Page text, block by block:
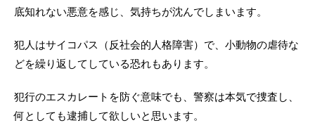
底知れない悪意を感じ、気持ちが沈んでしまいます。
犯人はサイコパス（反社会的人格障害）で、小動物の虐待な
どを繰り返してしている恐れもあります。
犯行のエスカレートを防ぐ意味でも、警察は本気で捜査し、
何としても逮捕して欲しいと思います。